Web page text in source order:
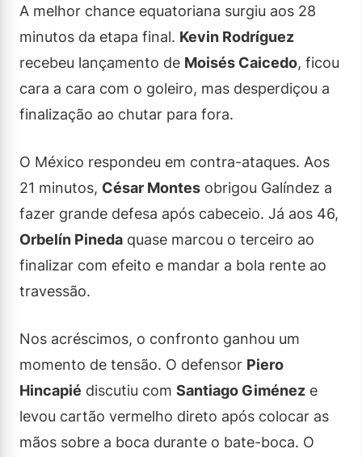
A melhor chance equatoriana surgiu aos 28
minutos da etapa final. Kevin Rodríguez
recebeu lançamento de Moisés Caicedo, ficou
cara a cara com o goleiro, mas desperdiçou a
finalização ao chutar para fora.
O México respondeu em contra-ataques. Aos
21 minutos, César Montes obrigou Galíndez a
fazer grande defesa após cabeceio. Já aos 46,
Orbelín Pineda quase marcou o terceiro ao
finalizar com efeito e mandar a bola rente ao
travessão.
Nos acréscimos, o confronto ganhou um
momento de tensão. O defensor Piero
Hincapié discutiu com Santiago Giménez e
levou cartão vermelho direto após colocar as
mãos sobre a boca durante o bate-boca. O